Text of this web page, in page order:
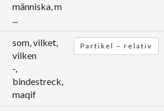
människa, m
...
som, vilket,
vilken
-,
bindestreck,
maqif
Partikel – relativ